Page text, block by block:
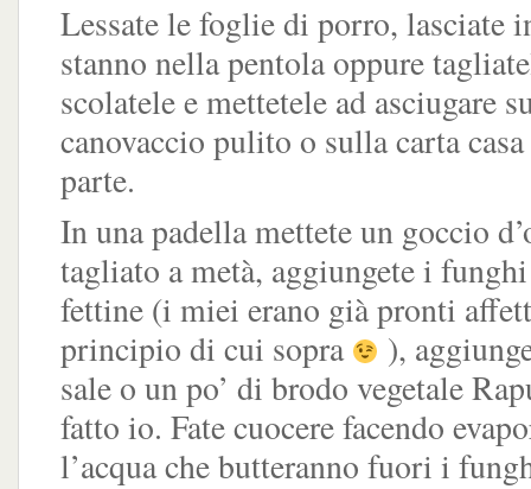
Lessate le foglie di porro, lasciate
stanno nella pentola oppure
scolatele e mettetele ad asciugare
canovaccio pulito o sulla carta casa
parte.
In una padella mettete un goccio
tagliato a metà, aggiungete i
fettine (i miei erano già pronti
principio di cui sopra
),
sale o un po’ di brodo vegetale
fatto io. Fate cuocere facendo
l’acqua che butteranno fuori i